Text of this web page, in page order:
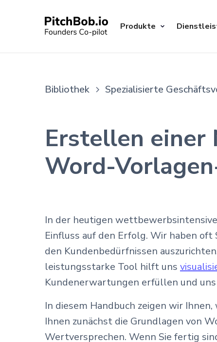
Produkte
Bibliothek Spezialisierte
Erstellen einer
Word-
In der heutigen
Einfluss auf den Erfolg. Wir haben
den Kundenbedürfnissen
leistungsstarke Tool hilft uns
Kundenerwartungen erfüllen und
In diesem Handbuch zeigen wir
Ihnen zunächst die Grundlagen von
Wertversprechen. Wenn Sie fertig